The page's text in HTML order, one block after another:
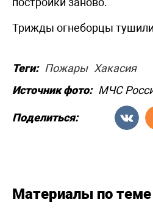
Трижды огнеборцы
Теги: Пожары Хакасия
Источник фото: МЧС
Поделиться:
Материалы по теме